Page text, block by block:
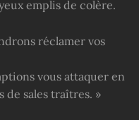
emplis de colère.
réclamer vos
vous attaquer en
de sales traîtres. »